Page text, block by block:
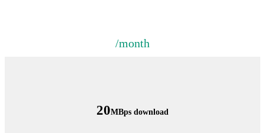
/month
20MBps download